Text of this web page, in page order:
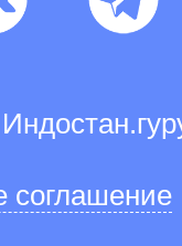
соглашение